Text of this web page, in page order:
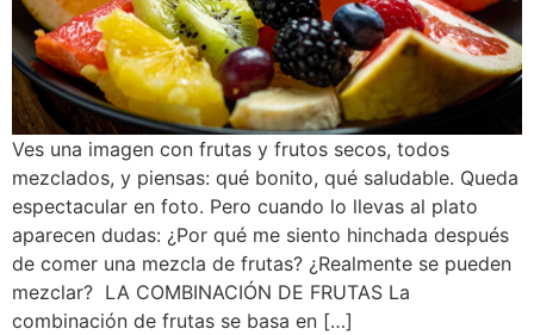
Ves una imagen con frutas y frutos secos, todos
mezclados, y piensas: qué bonito, qué saludable. Queda
espectacular en foto. Pero cuando lo llevas al plato
aparecen dudas: ¿Por qué me siento hinchada después
de comer una mezcla de frutas? ¿Realmente se pueden
mezclar? LA COMBINACIÓN DE FRUTAS La
combinación de frutas se basa en […]